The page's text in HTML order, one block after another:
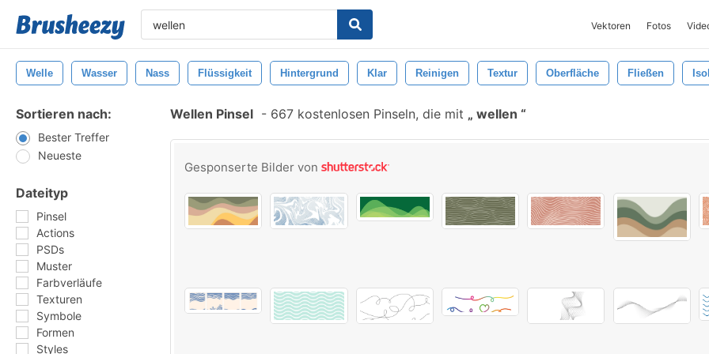
Vektoren Fotos
Welle Wasser Nass Flüssigkeit Hintergrund Klar Reinigen Textur Oberfläche Fließen
Sortieren nach:
Bester Treffer
Neueste
Dateityp
Pinsel
Actions
PSDs
Muster
Farbverläufe
Texturen
Symbole
Formen
Styles
Wellen Pinsel - 667 kostenlosen Pinseln, die mit wellen
Gesponserte Bilder von